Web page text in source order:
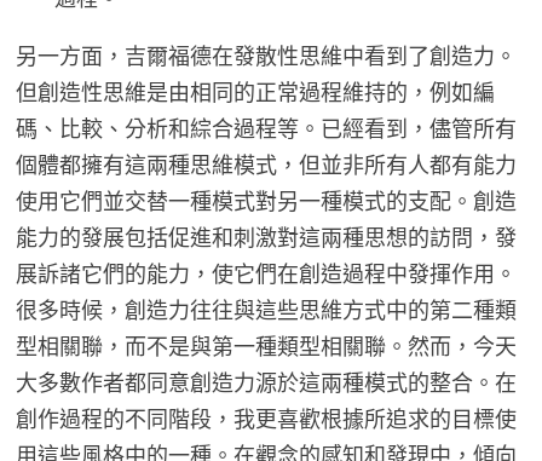
另一方面，吉爾福德在發散性思維中看到了創造力。
但創造性思維是由相同的正常過程維持的，例如編
碼、比較、分析和綜合過程等。已經看到，儘管所有
個體都擁有這兩種思維模式，但並非所有人都有能力
使用它們並交替一種模式對另一種模式的支配。創造
能力的發展包括促進和刺激對這兩種思想的訪問，發
展訴諸它們的能力，使它們在創造過程中發揮作用。
很多時候，創造力往往與這些思維方式中的第二種類
型相關聯，而不是與第一種類型相關聯。然而，今天
大多數作者都同意創造力源於這兩種模式的整合。在
創作過程的不同階段，我更喜歡根據所追求的目標使